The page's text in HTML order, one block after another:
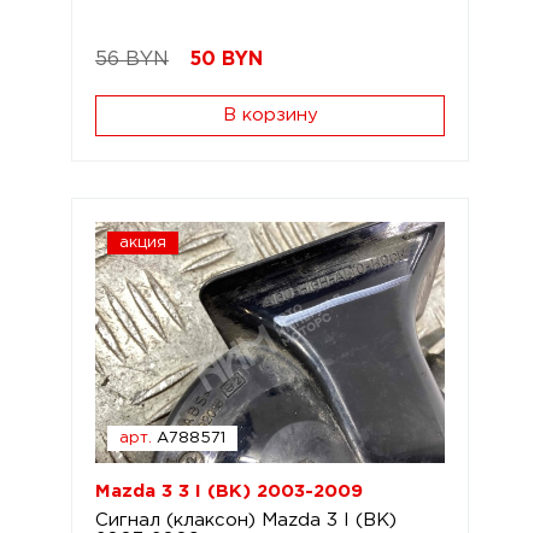
56 BYN 50 BYN
В корзину
акция
арт. A788571
Mazda 3 3 I (BK) 2003-2009
Сигнал (клаксон) Mazda 3 I (BK)